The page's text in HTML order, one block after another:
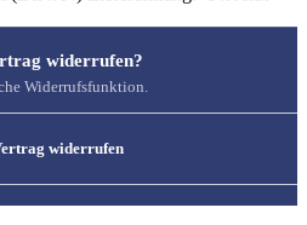
widerrufen?
Widerrufsfunktion.
widerrufen